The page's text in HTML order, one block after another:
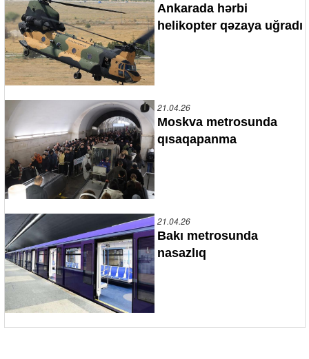
Ankarada hərbi
helikopter qəzaya uğradı
21.04.26
Moskva metrosunda
qısaqapanma
21.04.26
Bakı metrosunda
nasazlıq